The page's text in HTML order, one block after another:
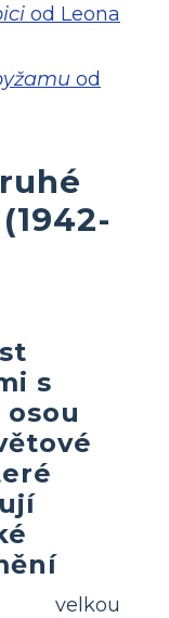
od Leona
od
s
osou